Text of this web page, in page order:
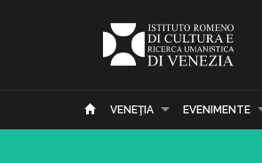
VENEŢIA EVENIMENTE